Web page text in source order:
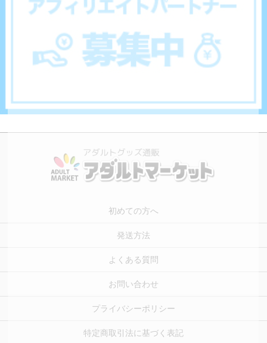
初めての方へ
発送方法
よくある質問
お問い合わせ
プライバシーポリシー
特定商取引法に基づく表記